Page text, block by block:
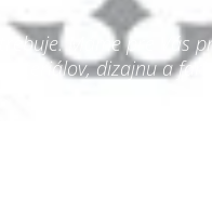
Máme pre Vás
dizajnu a